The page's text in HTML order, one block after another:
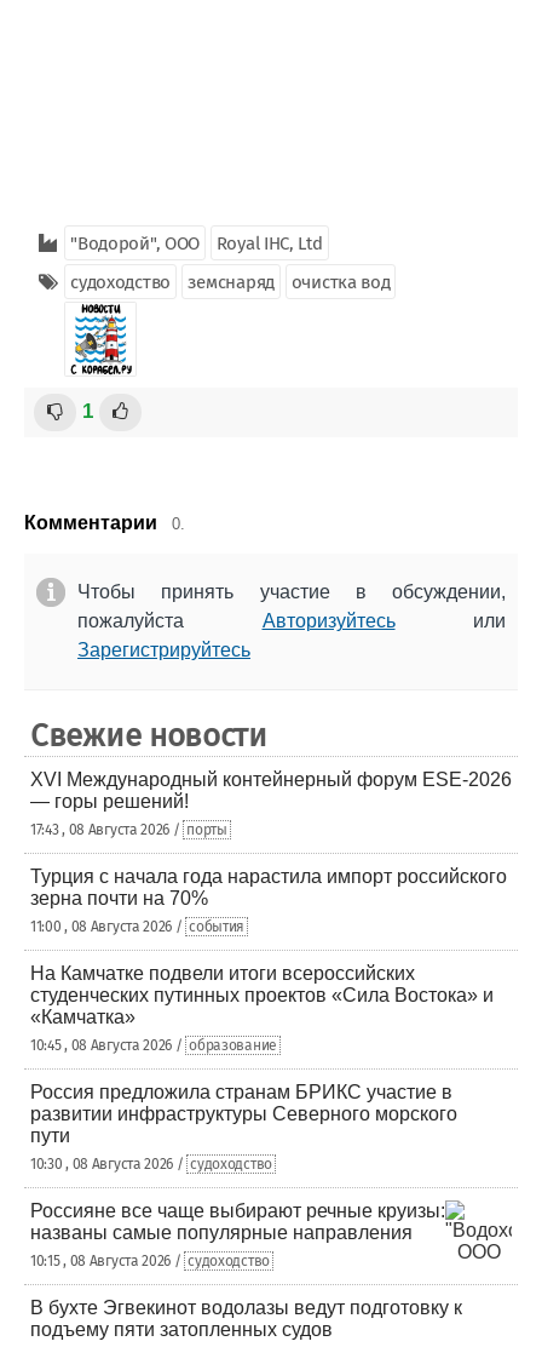
"Водорой", ООО
Royal IHC, Ltd
судоходство
земснаряд очистка вод
1
Комментарии 0.
Чтобы принять участие в обсуждении,
пожалуйста Авторизуйтесьили
Зарегистрируйтесь
Свежие новости
XVI Международный контейнерный форум ESE-2026
— горы решений!
17:43 , 08 Августа 2026 / порты
Турция с начала года нарастила импорт российского
зерна почти на 70%
11:00 , 08 Августа 2026 / события
На Камчатке подвели итоги всероссийских
студенческих путинных проектов «Сила Востока» и
«Камчатка»
10:45 , 08 Августа 2026 / образование
Россия предложила странам БРИКС участие в
развитии инфраструктуры Северного морского
пути
10:30 , 08 Августа 2026 / судоходство
Россияне все чаще выбирают речные круизы:
названы самые популярные направления
10:15 , 08 Августа 2026 / судоходство
В бухте Эгвекинот водолазы ведут подготовку к
подъему пяти затопленных судов